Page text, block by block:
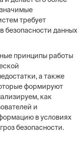
требует
безопасности данных
принципы работы
а также
формируют
как
и
в условиях
безопасности.